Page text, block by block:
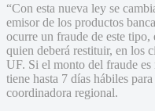
“Con esta nueva ley se
emisor de los productos
ocurre un fraude de este
quien deberá restituir, en los
UF. Si el monto del fraude
tiene hasta 7 días hábiles
coordinadora regional.